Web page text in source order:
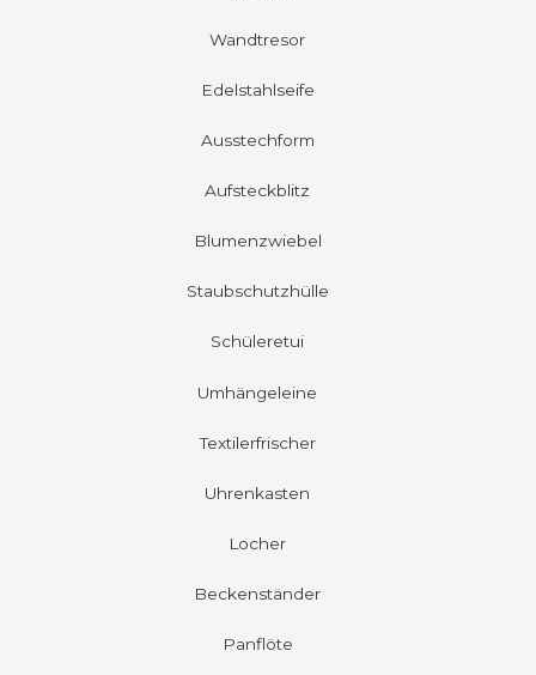
Wandtresor
Edelstahlseife
Ausstechform
Aufsteckblitz
Blumenzwiebel
Staubschutzhülle
Schüleretui
Umhängeleine
Textilerfrischer
Uhrenkasten
Locher
Beckenständer
Panflöte